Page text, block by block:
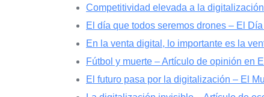
Competitividad elevada a la
El día que todos seremos drones – El
En la venta digital, lo importante es la
Fútbol y muerte – Artículo de opinión en
El futuro pasa por la digitalización – El